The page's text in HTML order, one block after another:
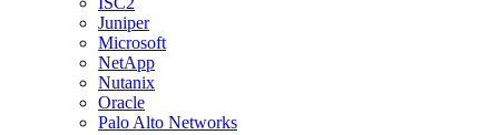
Juniper
Microsoft
NetApp
Nutanix
Oracle
Palo Alto Networks